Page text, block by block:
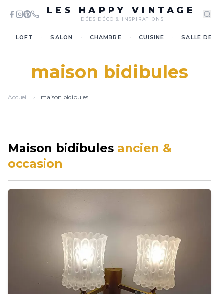
LES HAPPY VINTAGE
IDÉES DÉCO & INSPIRATIONS
LOFT SALON CHAMBRE CUISINE SALLE DE
maison bidibules
Accueil › maison bidibules
Maison bidibules ancien &
occasion